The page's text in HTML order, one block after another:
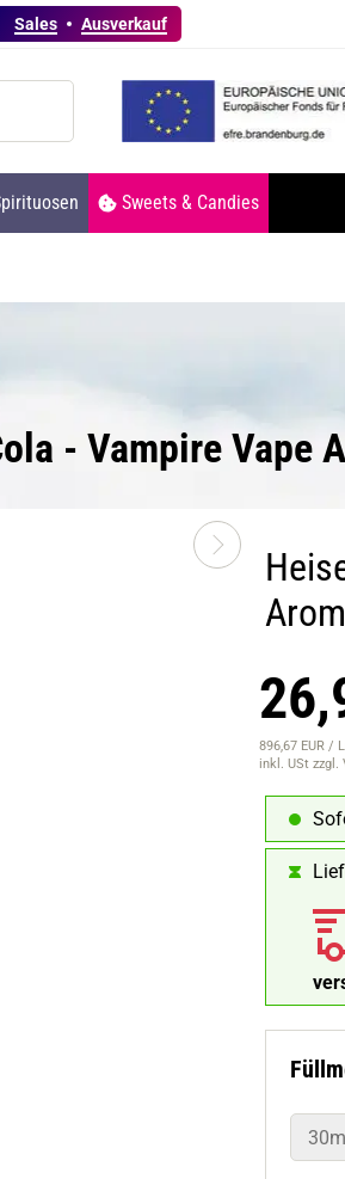
Sales Ausverkauf
Sweets & Candies
- Vampire Vape
896,67 EUR /
inkl. USt zzgl.